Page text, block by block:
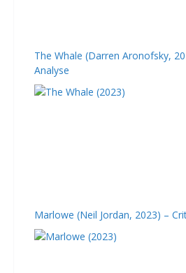
The Whale (Darren Aronofsky,
Analyse
Marlowe (Neil Jordan, 2023) –